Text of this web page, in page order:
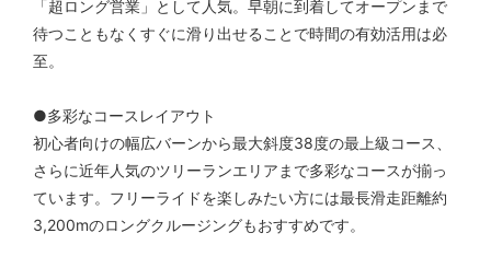
「超ロング営業」として人気。早朝に到着してオープンまで
待つこともなくすぐに滑り出せることで時間の有効活用は必
至。
●多彩なコースレイアウト
初心者向けの幅広バーンから最大斜度38度の最上級コース、
さらに近年人気のツリーランエリアまで多彩なコースが揃っ
ています。フリーライドを楽しみたい方には最長滑走距離約
3,200mのロングクルージングもおすすめです。